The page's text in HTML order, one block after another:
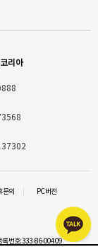
리아
문의 PC버전
록번호:333-86-00409